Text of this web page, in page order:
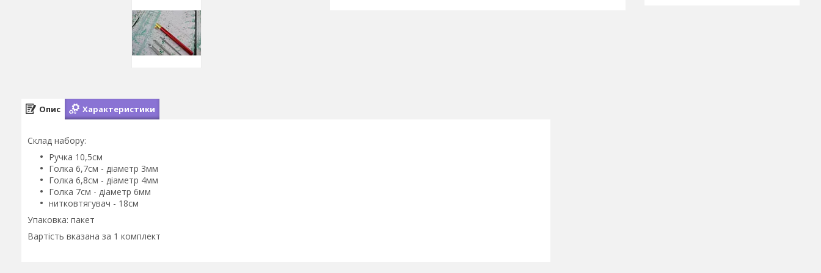
Опис Характеристики
Склад набору:
Ручка 10,5см
Голка 6,7см - діаметр 3мм
Голка 6,8см - діаметр 4мм
Голка 7см - діаметр 6мм
нитковтягувач - 18см
Упаковка: пакет
Вартість вказана за 1 комплект